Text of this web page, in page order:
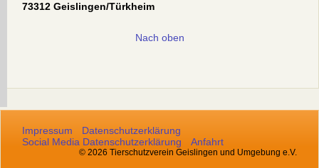
73312 Geislingen/Türkheim
Nach oben
Impressum
Datenschutzerklärung
Social Media Datenschutzerklärung
Anfahrt
© 2026 Tierschutzverein Geislingen und Umgebung e.V.